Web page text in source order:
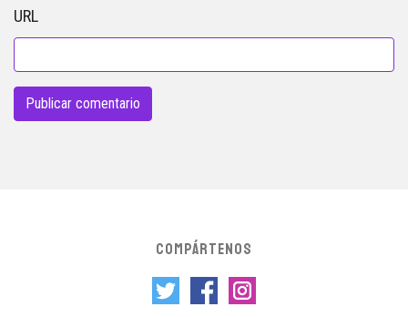
URL
COMPÁRTENOS